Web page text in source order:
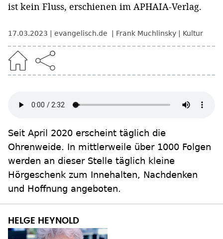
ist kein Fluss, erschienen im APHAIA-Verlag.
17.03.2023 evangelisch.de Frank Muchlinsky Kultur
Seit April 2020 erscheint täglich die
Ohrenweide. In mittlerweile über 1000 Folgen
werden an dieser Stelle täglich kleine
Hörgeschenk zum Innehalten, Nachdenken
und Hoffnung angeboten.
HELGE HEYNOLD